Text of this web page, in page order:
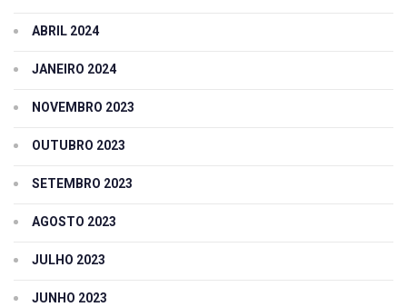
ABRIL 2024
JANEIRO 2024
NOVEMBRO 2023
OUTUBRO 2023
SETEMBRO 2023
AGOSTO 2023
JULHO 2023
JUNHO 2023